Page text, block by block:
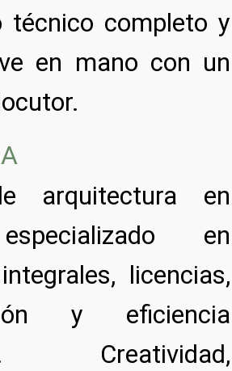
técnico completo y
en mano con un
arquitectura en
en
licencias,
y eficiencia
Creatividad,